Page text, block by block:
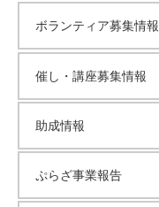
ボランティア募集情報
催し・講座募集情報
助成情報
ぷらざ事業報告